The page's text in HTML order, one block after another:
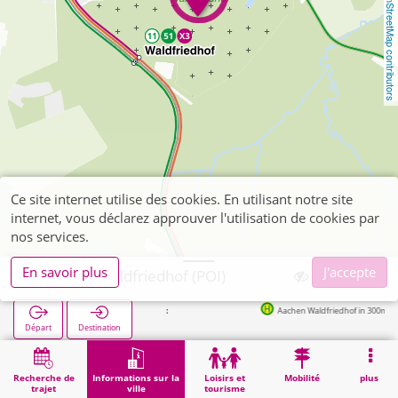
OpenStreetMap contributors
Recherche de
trajet
Informations sur la
ville
Loisirs et
tourisme
Mobilité plus
Aachen, Waldfriedhof (POI)
Départ Destination
Aachen Waldfriedhof in 300m
Démarrage Informations sur la ville Aachen, Waldfriedhof (POI)
Ce site internet utilise des cookies. En utilisant notre site
internet, vous déclarez approuver l'utilisation de cookies par
nos services.
En savoir plus
J'accepte